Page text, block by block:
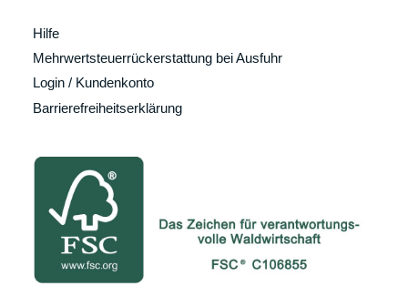
Hilfe
Mehrwertsteuerrückerstattung bei Ausfuhr
Login / Kundenkonto
Barrierefreiheitserklärung